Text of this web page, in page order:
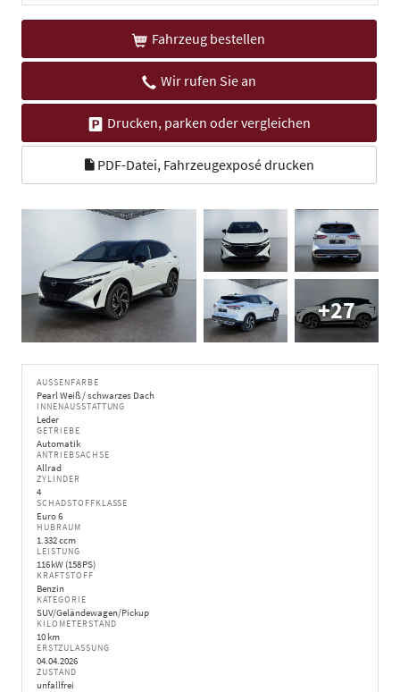
Fahrzeug bestellen
Wir rufen Sie an
Drucken, parken oder vergleichen
PDF-Datei, Fahrzeugexposé drucken
+27
AUSSENFARBE
Pearl Weiß / schwarzes Dach
INNENAUSSTATTUNG
Leder
GETRIEBE
Automatik
ANTRIEBSACHSE
Allrad
ZYLINDER
4
SCHADSTOFFKLASSE
Euro 6
HUBRAUM
1.332 ccm
LEISTUNG
116 kW (158 PS)
KRAFTSTOFF
Benzin
KATEGORIE
SUV/Geländewagen/Pickup
KILOMETERSTAND
10 km
ERSTZULASSUNG
04.04.2026
ZUSTAND
unfallfrei